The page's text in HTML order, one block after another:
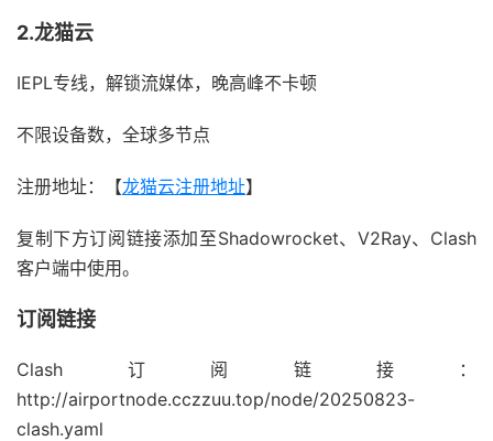
2.龙猫云
IEPL专线，解锁流媒体，晚高峰不卡顿
不限设备数，全球多节点
注册地址：【龙猫云注册地址】
复制下方订阅链接添加至Shadowrocket、V2Ray、Clash
客户端中使用。
订阅链接
Clash订阅链接：
http://airportnode.cczzuu.top/node/20250823-
clash.yaml